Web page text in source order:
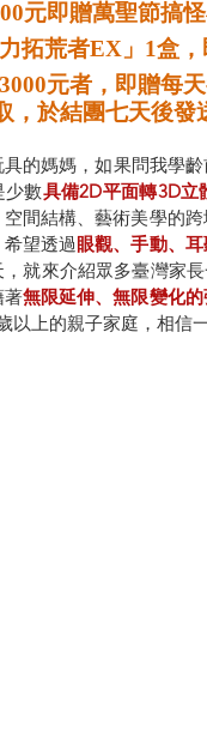
元即贈萬聖節搞
拓荒者EX」1盒
，於結團七天後發
的媽媽，如果問我學
少數具備2D平面轉3D立
間結構、藝術美學的
望透過眼觀、手動、
就來介紹眾多臺灣家長
著無限延伸、無限變化
以上的親子家庭，相信